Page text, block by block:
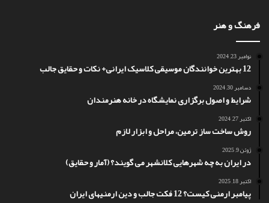
فرهنگ و هنر
نوامبر 23, 2024
12 بهترین خوانندگان موسیقی کلاسیک ایرانی+ نکات و حقایق جالب
دسامبر 30, 2024
شرایط و اصول برگزاری نمایشگاه در خانه هنرمندان
اکتبر 27, 2024
روش ساخت ساز ترمین، مراحل و ابزار لازم
ژوئن 9, 2025
در ایران به چه شهرهایی کلانشهر می گویند؟ (آمار و حقایق)
اکتبر 18, 2025
پیامبر ارمنی کیست؟ 12 فکت جالب و دین ارمنیهای ایران